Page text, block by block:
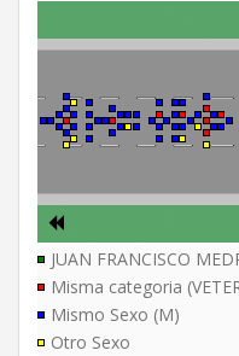
JUAN FRANCISCO
Misma categoria
Mismo Sexo (M)
Otro Sexo